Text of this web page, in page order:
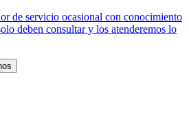
de servicio ocasional con conocimiento
deben consultar y los atenderemos lo